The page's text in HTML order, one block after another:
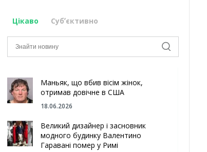
Цікаво Субʼєктивно
Маньяк, що вбив вісім жінок,
отримав довічне в США
18.06.2026
Великий дизайнер і засновник
модного будинку Валентино
Гаравані помер у Римі